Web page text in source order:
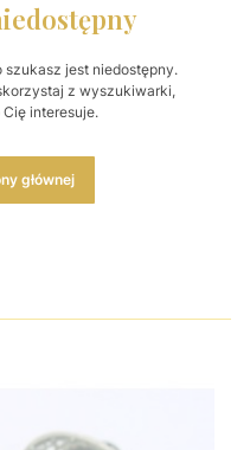
szukasz jest niedostępny.
z wyszukiwarki,
interesuje.
głównej